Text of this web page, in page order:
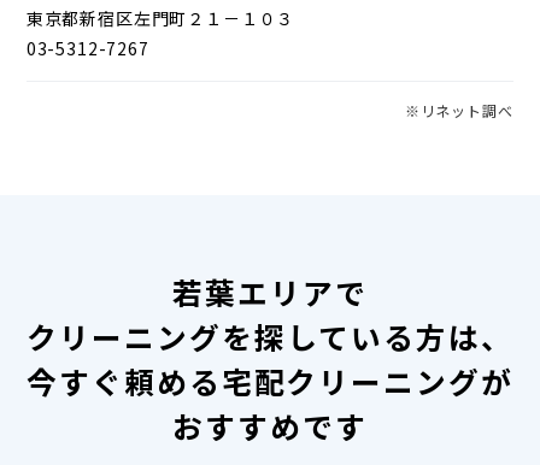
東京都新宿区左門町２１－１０３
03-5312-7267
※リネット調べ
若葉エリアで
クリーニングを探している方は、
今すぐ頼める宅配クリーニングが
おすすめです